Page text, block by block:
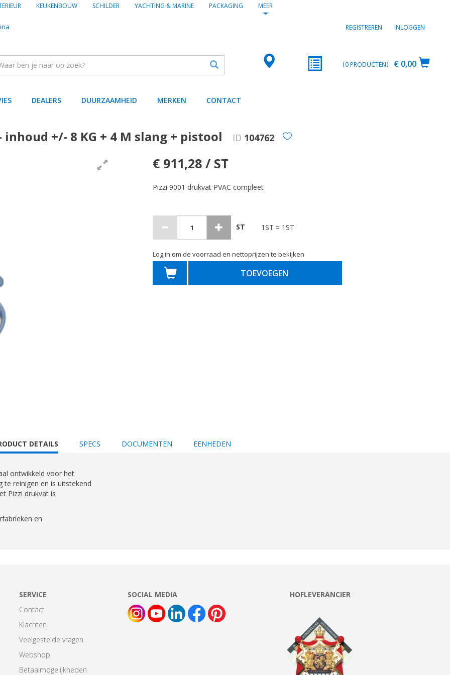
KEUKENBOUW SCHILDER YACHTING & MARINE PACKAGING MEER
REGISTREREN INLOGGEN
€ 0,00
0PRODUCTEN
DEALERS DUURZAAMHEID MERKEN CONTACT
+/- 8 KG + 4 M slang + pistool ID 104762
€ 911,28 / ST
Pizzi 9001 drukvat PVAC compleet
ST 1ST = 1ST
Log in om de voorraad en nettoprijzen te bekijken
TOEVOEGEN
DETAILS SPECS DOCUMENTEN EENHEDEN
ontwikkeld voor het
te reinigen en is uitstekend
Pizzi drukvat is
en
SERVICE
Contact
Klachten
Veelgestelde vragen
Webshop
Betaalmogelijkheden
SOCIAL MEDIA HOFLEVERANCIER